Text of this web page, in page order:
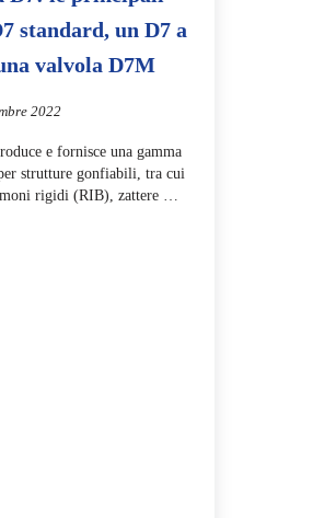
standard, un D7 a
valvola D7M
2022
e fornisce una gamma
strutture gonfiabili, tra cui
rigidi (RIB), zattere …